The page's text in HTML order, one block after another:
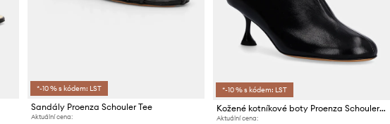
*-10 % s kódem: LST
Sandály Proenza Schouler Tee
Aktuální cena:
*-10 % s kódem: LST
Kožené kotníkové boty Proenza Schouler Tee Ankle
Aktuální cena: